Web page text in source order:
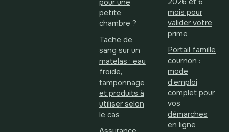
pour une
petite
chambre ?
Tache de
sang sur un
matelas : eau
froide,
tamponnage
et produits à
utiliser selon
le cas
mois pour
valider votre
prime
Portail famille
cournon :
mode
d’emploi
complet pour
vos
démarches
en ligne